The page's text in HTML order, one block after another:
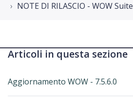
NOTE DI RILASCIO - WOW Suite
Articoli in questa sezione
Aggiornamento WOW - 7.5.6.0